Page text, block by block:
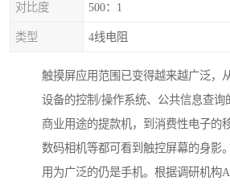
对比度 500：1
类型 4线电阻
触摸屏应用范围已变得越来越广泛，
设备的控制/操作系统、公共信息查询
商业用途的提款机，到消费性电子的
数码相机等都可看到触控屏幕的身影
用为广泛的仍是手机。根据调研机构